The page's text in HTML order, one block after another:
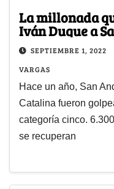
La millonada
Iván Duque a
SEPTIEMBRE 1, 2022
VARGAS
Hace un año, San
Catalina fueron
categoría cinco.
se recuperan